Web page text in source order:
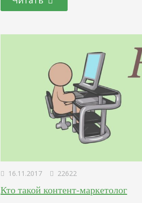
деловую встречу и немного нервничал из-
16.11.2017 22622
Кто такой контент-маркетолог